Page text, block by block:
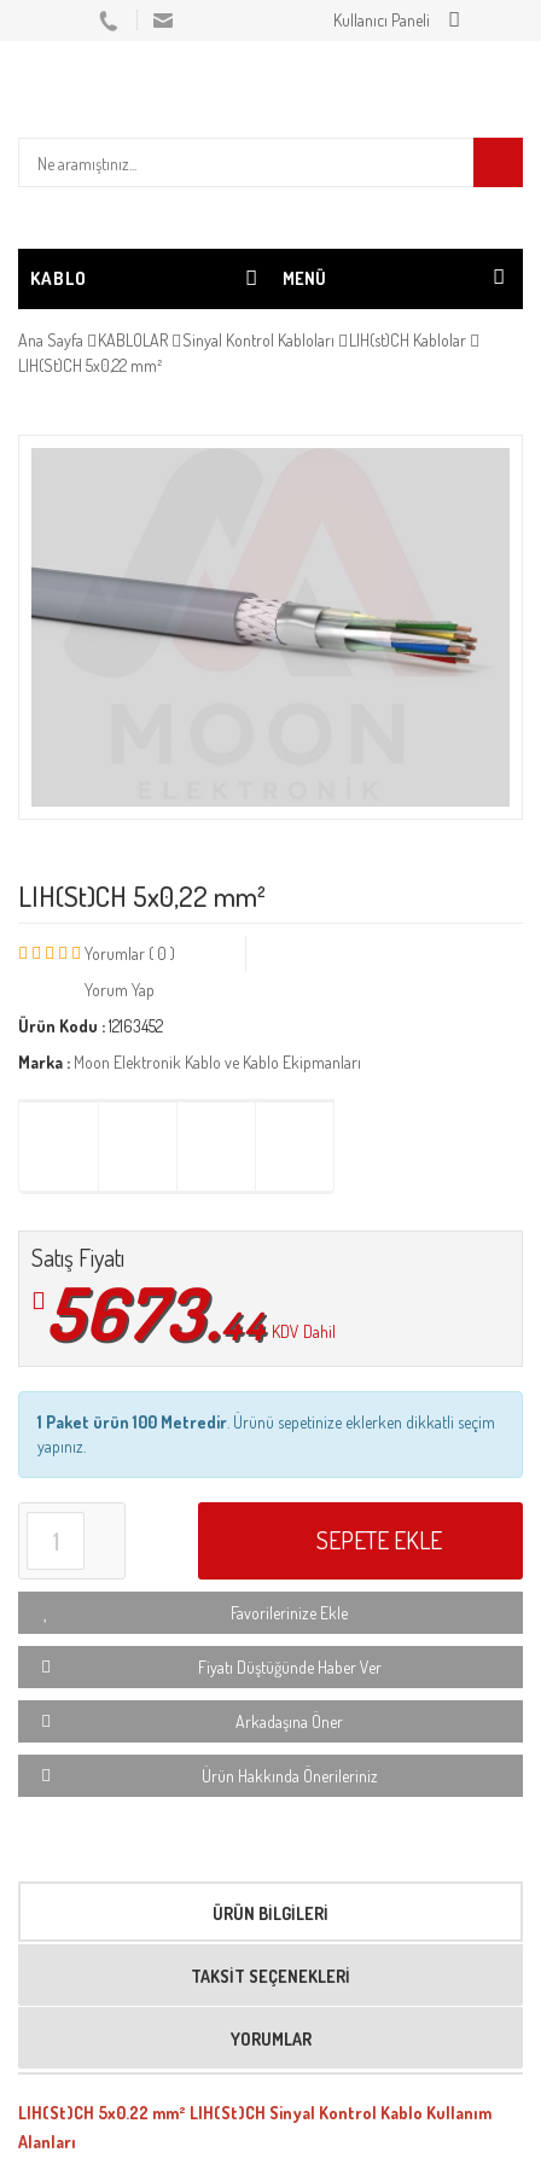
Kullanıcı Paneli
KABLO MENÜ
Ana Sayfa KABLOLAR Sinyal Kontrol Kabloları
LIH(st)CH Kablolar
LIH(St)CH 5x0,22 mm²
LIH(St)CH 5x0,22 mm²
Yorumlar ( 0 )
Yorum Yap
Ürün Kodu :12163452
Marka : Moon Elektronik Kablo ve Kablo Ekipmanları
Satış Fiyatı
5673.44 KDV Dahil
1 Paket ürün 100 Metredir . Ürünü sepetinize eklerken dikkatli seçim
yapınız.
SEPETE EKLE
Favorilerinize Ekle
Fiyatı Düştüğünde Haber Ver
Arkadaşına Öner
Ürün Hakkında Önerileriniz
ÜRÜN BILGILERI
TAKSIT SEÇENEKLERI
YORUMLAR
LIH(St)CH 5x0.22 mm² LIH(St)CH Sinyal Kontrol Kablo Kullanım
Alanları